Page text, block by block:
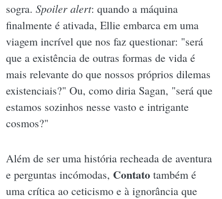
sogra. Spoiler alert: quando a máquina
finalmente é ativada, Ellie embarca em uma
viagem incrível que nos faz questionar: "será
que a existência de outras formas de vida é
mais relevante do que nossos próprios dilemas
existenciais?" Ou, como diria Sagan, "será que
estamos sozinhos nesse vasto e intrigante
cosmos?"
Além de ser uma história recheada de aventura
e perguntas incómodas, Contato também é
uma crítica ao ceticismo e à ignorância que